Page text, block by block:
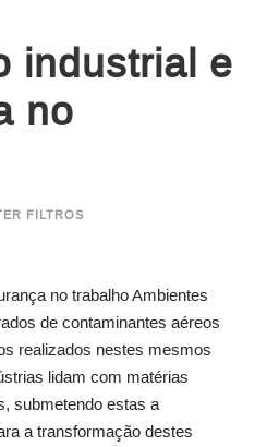
industrial e
no
FILTROS
no trabalho Ambientes
de contaminantes aéreos
realizados nestes mesmos
lidam com matérias
submetendo estas a
a transformação destes